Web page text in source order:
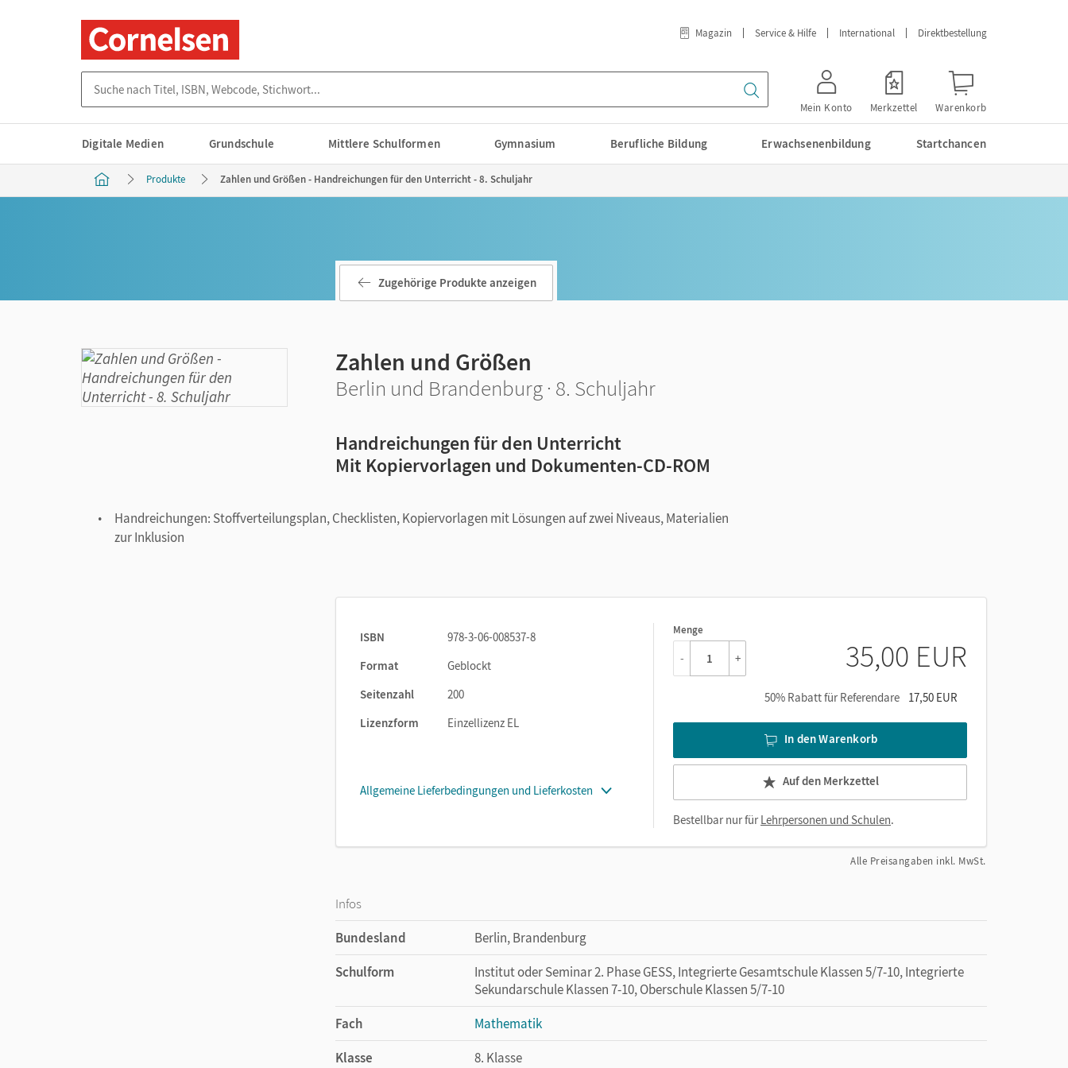
Magazin Service & Hilfe International Direktbestellung
Mein Konto Merkzettel Warenkorb
Digitale Medien Grundschule Mittlere Schulformen Gymnasium Berufliche Bildung Erwachsenenbildung Startchancen
Produkte Zahlen und Größen - Handreichungen für den Unterricht - 8. Schuljahr
Zugehörige Produkte anzeigen
Zahlen und Größen
Berlin und Brandenburg · 8. Schuljahr
Handreichungen für den Unterricht
Mit Kopiervorlagen und Dokumenten-CD-ROM
Handreichungen: Stoffverteilungsplan, Checklisten, Kopiervorlagen mit Lösungen auf zwei Niveaus, Materialien
zur Inklusion
ISBN
978-3-06-008537-8
Format
Geblockt
Seitenzahl
200
Lizenzform
Einzellizenz EL
Allgemeine Lieferbedingungen und Lieferkosten
Menge
1
- + 35,00 EUR
50% Rabatt für Referendare 17,50 EUR
In den Warenkorb
Auf den Merkzettel
Bestellbar nur fürLehrpersonen und Schulen.
Alle Preisangaben inkl. MwSt.
Infos
Bundesland
Berlin, Brandenburg
Schulform
Institut oder Seminar 2. Phase GESS, Integrierte Gesamtschule Klassen 5/7-10, Integrierte
Sekundarschule Klassen 7-10, Oberschule Klassen 5/7-10
Fach
Mathematik
Klasse
8. Klasse